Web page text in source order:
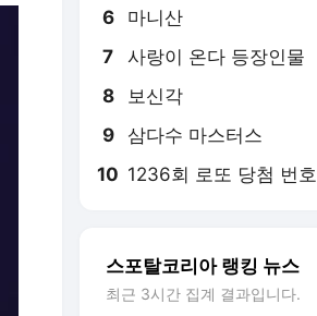
6 마니산
7 사랑이 온다 등장인물
8 보신각
9 삼다수 마스터스
10 1236회 로또 당첨 번호
스포탈코리아 랭킹 뉴스
최근 3시간 집계 결과입니다.